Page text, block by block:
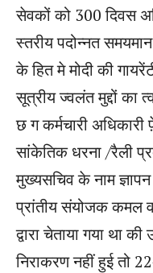
सेवकों को 300 दिवस
स्तरीय पदोन्नत
के हित मे मोदी की
सूत्रीय ज्वलंत मुद्दों का
छ ग कर्मचारी
सांकेतिक धरना /रैली
मुख्यसचिव के नाम
प्रांतीय संयोजक कमल
द्वारा चेताया गया था
निराकरण नहीं हुई तो